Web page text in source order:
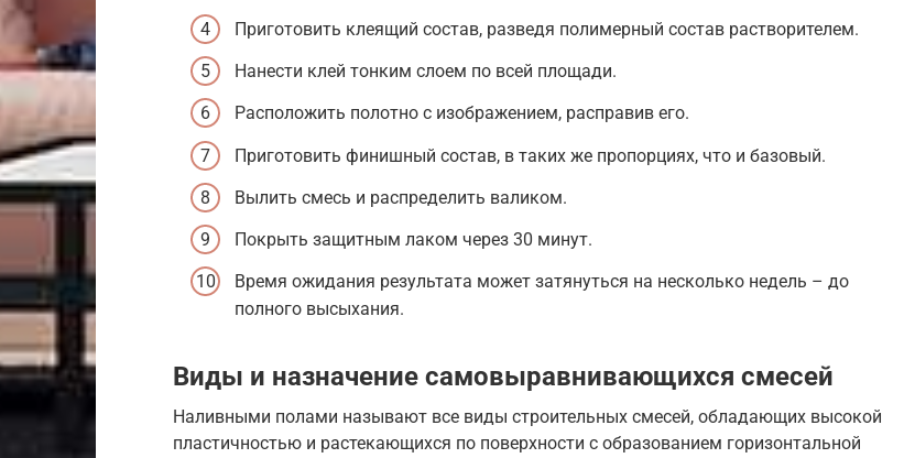
Приготовить клеящий состав, разведя полимерный состав растворителем.
Нанести клей тонким слоем по всей площади.
Расположить полотно с изображением, расправив его.
Приготовить финишный состав, в таких же пропорциях, что и базовый.
Вылить смесь и распределить валиком.
Покрыть защитным лаком через 30 минут.
Время ожидания результата может затянуться на несколько недель – до
полного высыхания.
Виды и назначение самовыравнивающихся смесей
Наливными полами называют все виды строительных смесей, обладающих высокой
пластичностью и растекающихся по поверхности с образованием горизонтальной